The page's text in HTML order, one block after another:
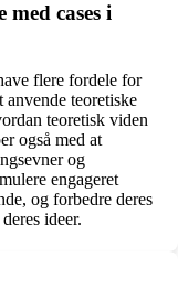
cases i
flere fordele for
teoretiske
teoretisk viden
også med at
og
engageret
og forbedre deres
ideer.